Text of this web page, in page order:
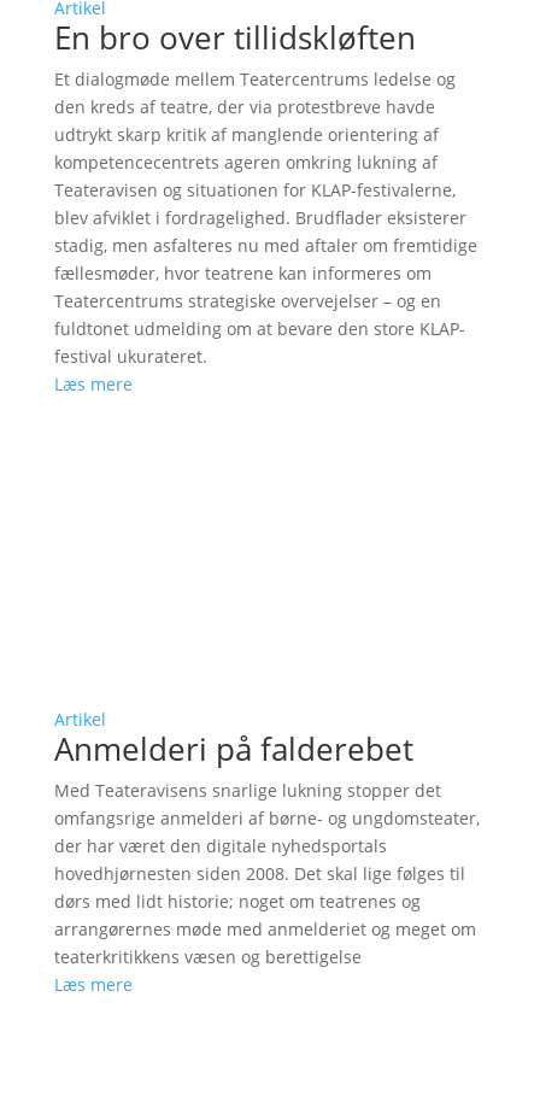
Artikel
En bro over tillidskløften
Et dialogmøde mellem Teatercentrums ledelse og
den kreds af teatre, der via protestbreve havde
udtrykt skarp kritik af manglende orientering af
kompetencecentrets ageren omkring lukning af
Teateravisen og situationen for KLAP-festivalerne,
blev afviklet i fordragelighed. Brudflader eksisterer
stadig, men asfalteres nu med aftaler om fremtidige
fællesmøder, hvor teatrene kan informeres om
Teatercentrums strategiske overvejelser – og en
fuldtonet udmelding om at bevare den store KLAP-
festival ukurateret.
Læs mere
Artikel
Anmelderi på falderebet
Med Teateravisens snarlige lukning stopper det
omfangsrige anmelderi af børne- og ungdomsteater,
der har været den digitale nyhedsportals
hovedhjørnesten siden 2008. Det skal lige følges til
dørs med lidt historie; noget om teatrenes og
arrangørernes møde med anmelderiet og meget om
teaterkritikkens væsen og berettigelse
Læs mere